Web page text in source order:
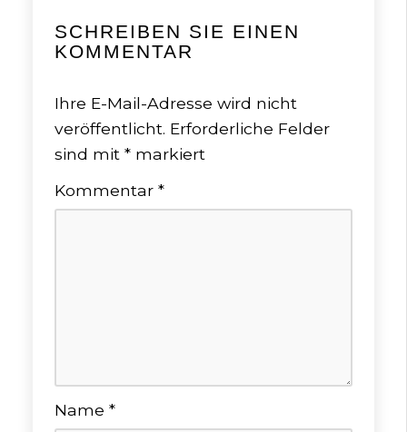
SCHREIBEN SIE EINEN
KOMMENTAR
Ihre E-Mail-Adresse wird nicht
veröffentlicht. Erforderliche Felder
sind mit * markiert
Kommentar *
Name *